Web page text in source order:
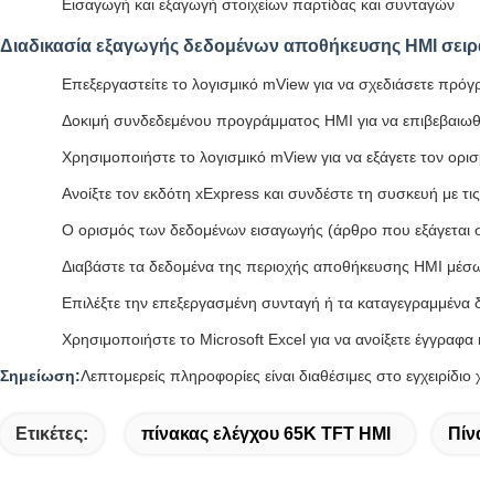
Εισαγωγή και εξαγωγή στοιχείων παρτίδας και συνταγών
Διαδικασία εξαγωγής δεδομένων αποθήκευσης HMI
Επεξεργαστείτε το λογισμικό mView για να σχεδιάσετε
Δοκιμή συνδεδεμένου προγράμματος HMI για να
Χρησιμοποιήστε το λογισμικό mView για να εξάγετε τον
Ανοίξτε τον εκδότη xExpress και συνδέστε τη συσκευή με
Ο ορισμός των δεδομένων εισαγωγής (άρθρο που εξάγεται
Διαβάστε τα δεδομένα της περιοχής αποθήκευσης HMI
Επιλέξτε την επεξεργασμένη συνταγή ή τα καταγεγραμμένα
Χρησιμοποιήστε το Microsoft Excel για να ανοίξετε
Σημείωση:Λεπτομερείς πληροφορίες είναι διαθέσιμες στο
Ετικέτες: πίνακας ελέγχου 65K TFT HMI